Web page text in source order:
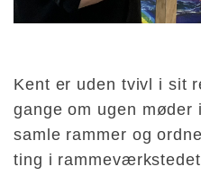
Kent er uden tvivl i sit
gange om ugen
samle rammer og
ting i